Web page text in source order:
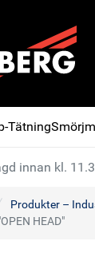
Tätning
innan kl.
Produkter –
HEAD"